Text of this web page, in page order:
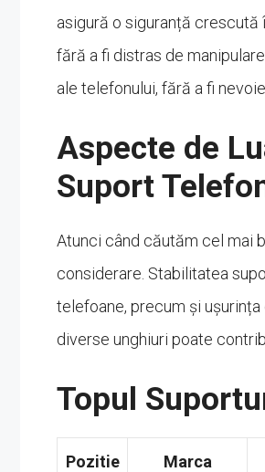
asigură o siguranță
fără a fi distras de
ale telefonului, fără a fi
Aspecte de
Suport
Atunci când căutăm cel mai
considerare. Stabilitatea
telefoane, precum și
diverse unghiuri poate
Topul
Pozitie Marca